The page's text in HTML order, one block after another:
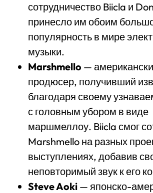
сотрудничество Biicla и
принесло им обоим
популярность в мире
музыки.
Marshmello —
продюсер, получивший
благодаря своему
с головным убором в виде
маршмеллоу. Biicla смог
Marshmello на разных
выступлениях, добавив
неповторимый звук к его
Steve Aoki — японско-